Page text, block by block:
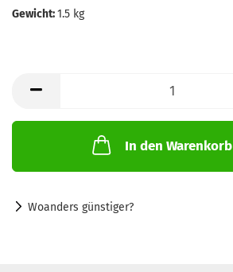
Gewicht:1.5 kg
In den Warenkorb
Woanders günstiger?